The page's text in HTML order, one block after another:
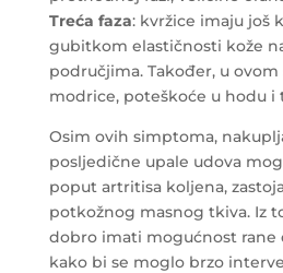
Treća faza: kvržice imaju još
gubitkom elastičnosti kože
područjima. Također, u ovom
modrice, poteškoće u hodu i
Osim ovih simptoma,
posljedične upale udova
poput artritisa koljena,
potkožnog masnog tkiva. Iz
dobro imati mogućnost rane
kako bi se moglo brzo